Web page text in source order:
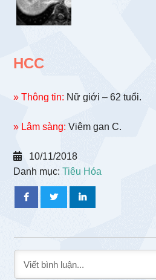
HCC
» Thông tin: Nữ giới – 62 tuổi.
» Lâm sàng: Viêm gan C.
10/11/2018
Danh mục:Tiêu Hóa